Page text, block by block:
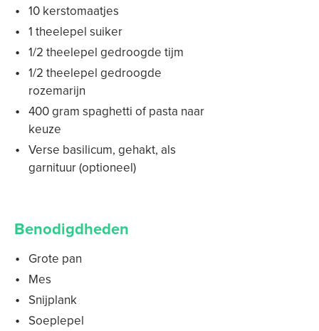
10 kerstomaatjes
1 theelepel suiker
1/2 theelepel gedroogde tijm
1/2 theelepel gedroogde
rozemarijn
400 gram spaghetti of pasta naar
keuze
Verse basilicum, gehakt, als
garnituur (optioneel)
Benodigdheden
Grote pan
Mes
Snijplank
Soeplepel